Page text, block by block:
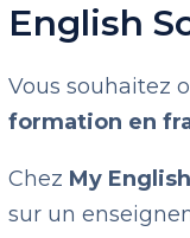
English
Vous souhaitez
formation en
Chez My
sur un